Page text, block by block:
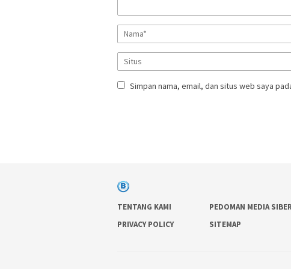
Simpan nama, email, dan situs web saya
TENTANG KAMI PEDOMAN MEDIA
PRIVACY POLICY
SITEMAP